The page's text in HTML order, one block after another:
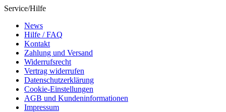
Service/Hilfe
News
Hilfe / FAQ
Kontakt
Zahlung und Versand
Widerrufsrecht
Vertrag widerrufen
Datenschutzerklärung
Cookie-Einstellungen
AGB und Kundeninformationen
Impressum